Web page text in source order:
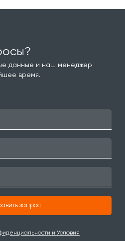
данные и наш менеджер
время.
запрос
и Условия